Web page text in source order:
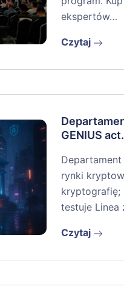
ekspertów…
Czytaj
GENIUS
Departament
rynki
kryptografię;
testuje Linea
Czytaj